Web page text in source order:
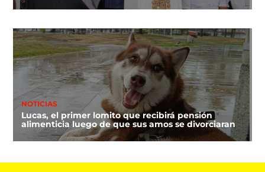
NOTICIAS
Lucas, el primer lomito que recibirá pensión
alimenticia luego de que sus amos se divorciaran